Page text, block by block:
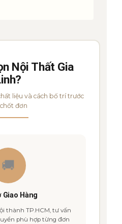
Nội Thất Gia
liệu và cách bố trí trước
đơn
🚚
Giao Hàng
thành TP.HCM, tư vấn
phù hợp từng đơn